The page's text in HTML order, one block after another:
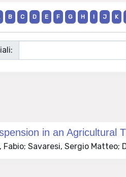
B C D E F G H I J K
in an Agricultural
Savaresi, Sergio Matteo;